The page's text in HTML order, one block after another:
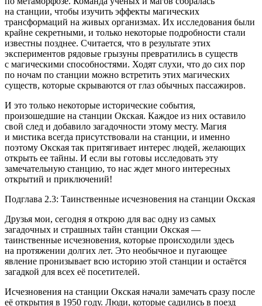
на станции, чтобы изучить эффекты магических
трансформаций на живых организмах. Их исследования были
крайне секретными, и только некоторые подробности стали
известны позднее. Считается, что в результате этих
экспериментов рядовые грызуны превратились в существ
с магическими способностями. Ходят слухи, что до сих пор
по ночам по станции можно встретить этих магических
существ, которые скрываются от глаз обычных пассажиров.
И это только некоторые исторические события,
произошедшие на станции Окская. Каждое из них оставило
свой след и добавило загадочности этому месту. Магия
и мистика всегда присутствовали на станции, и именно
поэтому Окская так притягивает интерес людей, желающих
открыть ее тайны. И если вы готовы исследовать эту
замечательную станцию, то нас ждет много интересных
открытий и приключений!
Подглава 2.3: Таинственные исчезновения на станции Окская
Друзья мои, сегодня я открою для вас одну из самых
загадочных и страшных тайн станции Окская —
таинственные исчезновения, которые происходили здесь
на протяжении долгих лет. Это необычное и пугающее
явление пронизывает всю историю этой станции и остаётся
загадкой для всех её посетителей.
Исчезновения на станции Окская начали замечать сразу после
её открытия в 1950 году. Люди, которые садились в поезд